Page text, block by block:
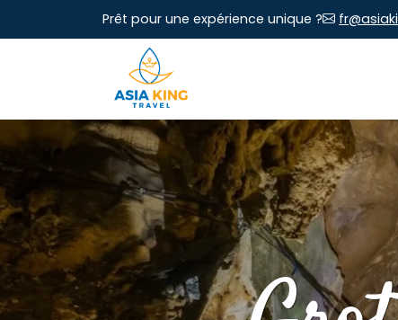
Prêt pour une expérience unique ?